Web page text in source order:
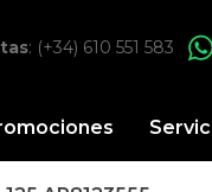
: (+34) 610 551 583